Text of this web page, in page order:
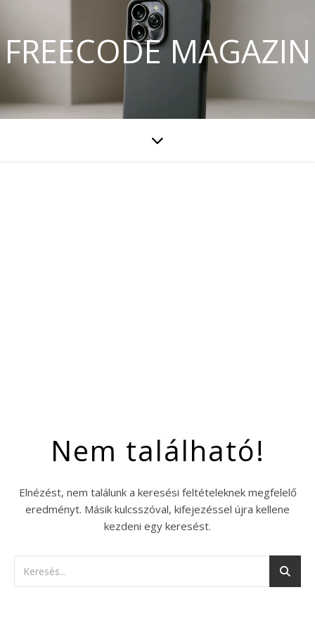
FREECODE MAGAZIN
Nem található!
Elnézést, nem találunk a keresési feltételeknek megfelelő
eredményt. Másik kulcsszóval, kifejezéssel újra kellene
kezdeni egy keresést.